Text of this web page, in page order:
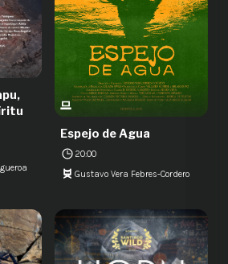
Espejo de Agua
20:00
Gustavo Vera Febres-Cordero